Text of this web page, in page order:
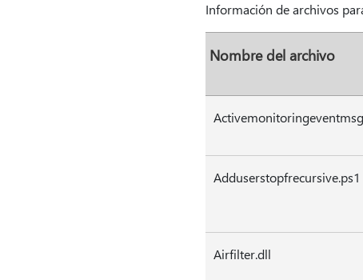
Información de archivos
Nombre del archivo
Adduserstopfrecursive.ps1
Airfilter.dll